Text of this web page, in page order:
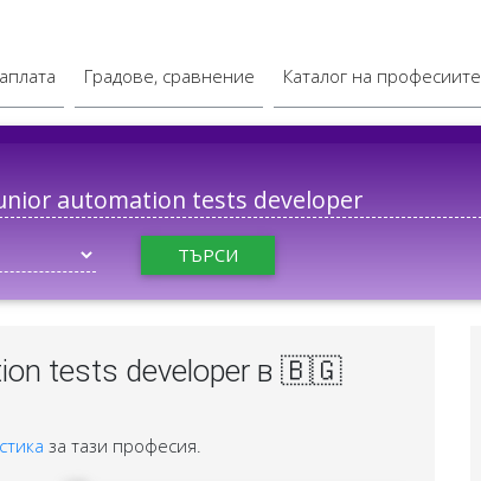
Градове, сравнение Каталог на професиите
ТЪРСИ
tests developer в 🇧🇬
за тази професия.